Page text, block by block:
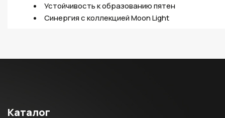
Устойчивость к образованию пятен
Синергия с коллекцией Moon Light
Каталог